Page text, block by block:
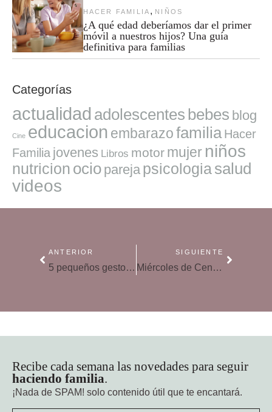
HACER FAMILIA , NIÑOS
¿A qué edad deberíamos dar el primer
móvil a nuestros hijos? Una guía
definitiva para familias
Categorías
actualidad adolescentes bebes blog
Cine educacion embarazofamilia Hacer
Familia jovenes Libros motor mujer niños
nutricion ocio pareja psicologia salud
videos
ANTERIOR
5 pequeños gestos para conseguir un hogar alegre en el que dé gusto vivir
SIGUIENTE
Miércoles de Ceniza: cómo explicar y vivir la Cuaresma en familia
Recibe cada semana las novedades para seguir
haciendo familia
¡Nada de SPAM! solo contenido útil que te encantará.